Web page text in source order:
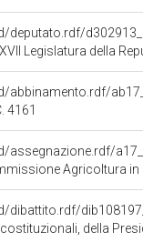
deputato.rdf/
Legislatura della
abbinamento.rdf/
4161
assegnazione.rdf/
Agricoltura in
dibattito.rdf/
della